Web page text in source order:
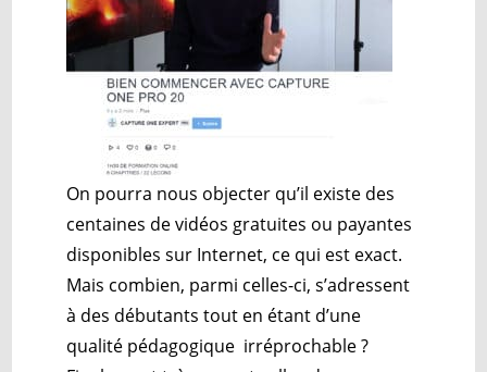
On pourra nous objecter qu’il existe des
centaines de vidéos gratuites ou payantes
disponibles sur Internet, ce qui est exact.
Mais combien, parmi celles-ci, s’adressent
à des débutants tout en étant d’une
qualité pédagogique irréprochable ?